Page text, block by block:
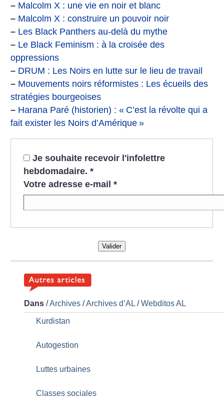
– Malcolm X : une vie en noir et blanc
– Malcolm X : construire un pouvoir noir
– Les Black Panthers au-delà du mythe
– Le Black Feminism : à la croisée des
oppressions
– DRUM : Les Noirs en lutte sur le lieu de travail
– Mouvements noirs réformistes : Les écueils des
stratégies bourgeoises
– Harana Paré (historien) : « C’est la révolte qui a
fait exister les Noirs d’Amérique »
Je souhaite recevoir l'infolettre
hebdomadaire. *
Votre adresse e-mail *
Valider
Dans /Archives /Archives d’AL /Webditos AL
Kurdistan
Autogestion
Luttes urbaines
Classes sociales